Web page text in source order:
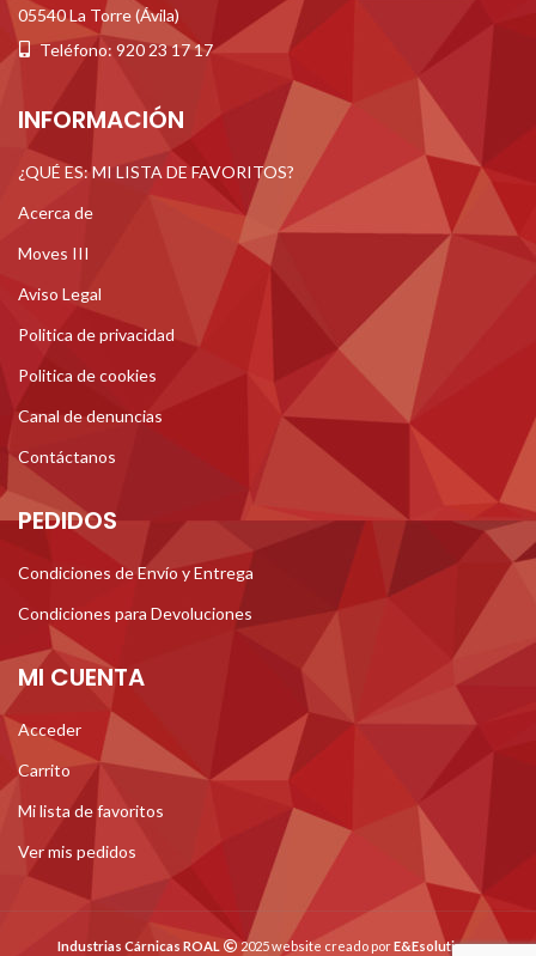
05540 La Torre (Ávila)
Teléfono: 920 23 17 17
INFORMACIÓN
¿QUÉ ES: MI LISTA DE FAVORITOS?
Acerca de
Moves III
Aviso Legal
Politica de privacidad
Politica de cookies
Canal de denuncias
Contáctanos
PEDIDOS
Condiciones de Envío y Entrega
Condiciones para Devoluciones
MI CUENTA
Acceder
Carrito
Mi lista de favoritos
Ver mis pedidos
Industrias Cárnicas ROAL 2025 website creado porE&Esolutions